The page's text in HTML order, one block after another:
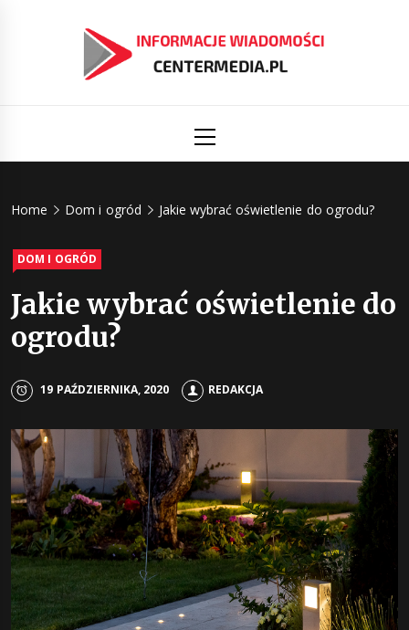
Menu
Home Dom i ogród Jakie wybrać oświetlenie do ogrodu?
DOM I OGRÓD
Jakie wybrać oświetlenie do
ogrodu?
19 PAŹDZIERNIKA, 2020 REDAKCJA